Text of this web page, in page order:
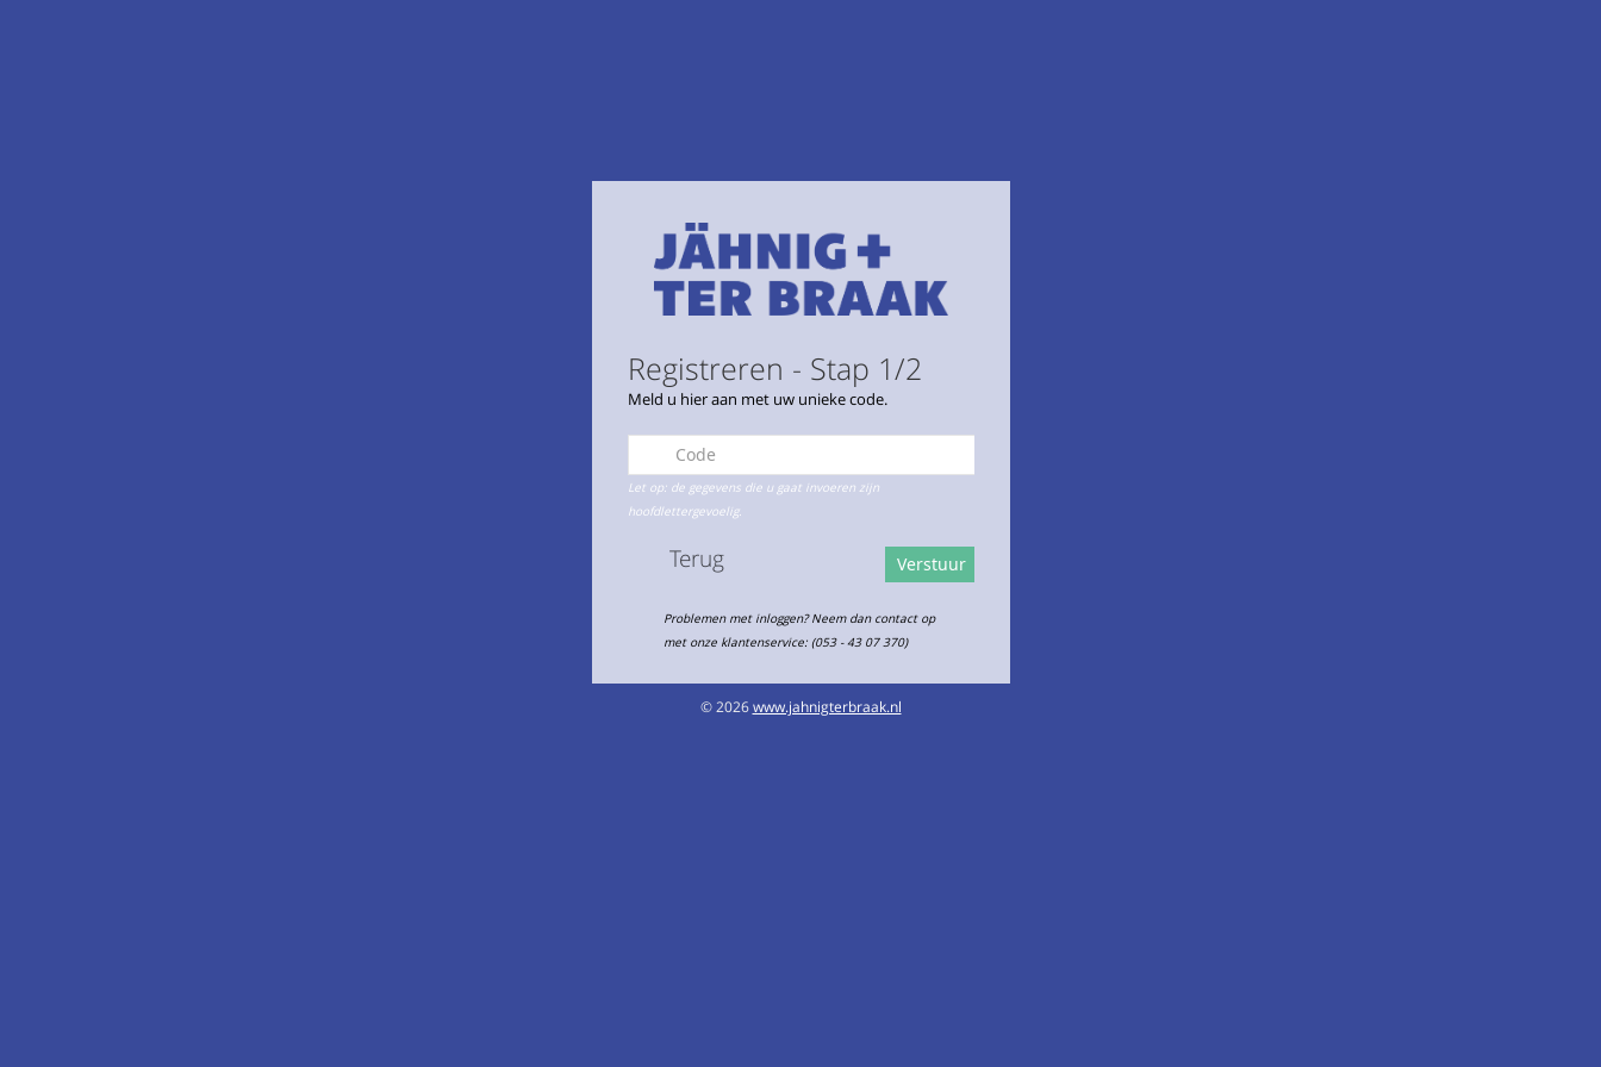
Registreren - Stap 1/2
Meld u hier aan met uw unieke code.
Let op: de gegevens die u gaat invoeren zijn
hoofdlettergevoelig.
Terug
Problemen met inloggen? Neem dan contact op
met onze klantenservice: (053 - 43 07 370)
© 2026www.jahnigterbraak.nl